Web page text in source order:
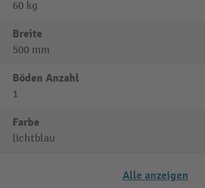
60 kg
Breite
500 mm
Böden Anzahl
1
Farbe
lichtblau
Alle anzeigen